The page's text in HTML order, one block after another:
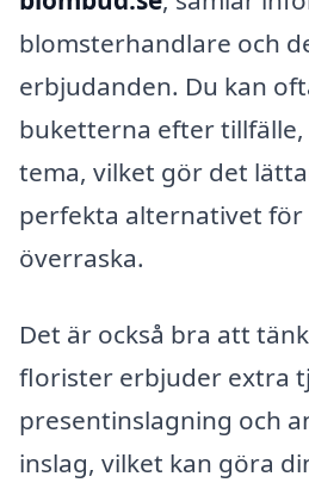
blomsterhandlare och
erbjudanden. Du kan
buketterna efter
tema, vilket gör det
perfekta alternativet för
överraska.
Det är också bra att
florister erbjuder extra
presentinslagning och
inslag, vilket kan göra